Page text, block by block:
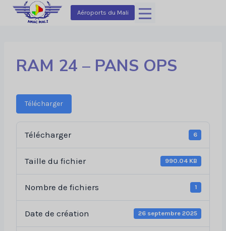
Aller
Aéroports du Mali
RAM 24 – PANS OPS
Télécharger
Télécharger 6
Taille du fichier 990.04 KB
Nombre de fichiers 1
Date de création 26 septembre 2025